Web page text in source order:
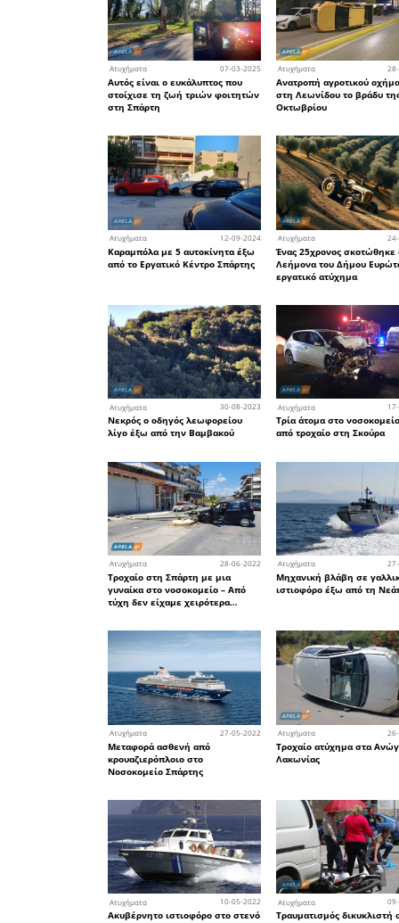
Ατυχήματα
Ένας τραυματίας στο
μετά από τροχαίο στη
Σπάρτης
Ατυχήματα
Ένας νεκρός και δύο
σε μετωπική σύγκρουση
οχημάτων στην Κροκεών -
Σκάλας
Ατυχήματα
Αυτός είναι ο ευκάλυπτος
στοίχισε τη ζωή τριών
στη Σπάρτη